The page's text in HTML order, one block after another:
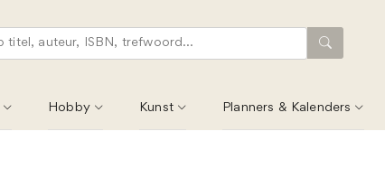
Hobby Kunst Planners & Kalenders